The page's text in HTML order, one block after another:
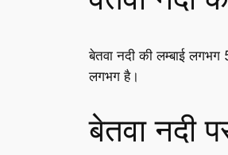
बेतवा नदी की लम्बाई
लगभग है।
बेतवा नदी